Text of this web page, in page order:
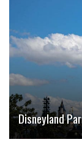
Disneyland